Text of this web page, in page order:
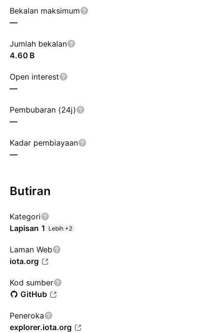
Bekalan maksimum
—
Jumlah bekalan
‪4.60 B‬
Open interest
—
Pembubaran (24j)
—
Kadar pembiayaan
—
Butiran
Kategori
Lapisan 1 Lebih +2
Laman Web
iota.org
Kod sumber
GitHub
Peneroka
explorer.iota.org